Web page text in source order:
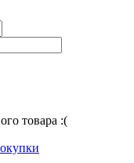
товара :(